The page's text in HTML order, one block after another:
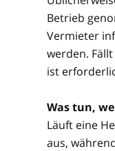
Betrieb
Vermieter
werden.
ist
Was tun,
Läuft eine
aus,